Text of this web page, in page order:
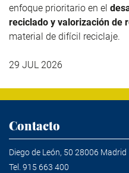
enfoque prioritario en el
reciclado y valorización de
material de difícil reciclaje.
29 JUL 2026
Contacto
Diego de León, 50 28006 Madrid
Tel. 915 663 400